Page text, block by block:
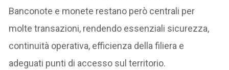
Banconote e monete restano però centrali per
molte transazioni, rendendo essenziali sicurezza,
continuità operativa, efficienza della filiera e
adeguati punti di accesso sul territorio.